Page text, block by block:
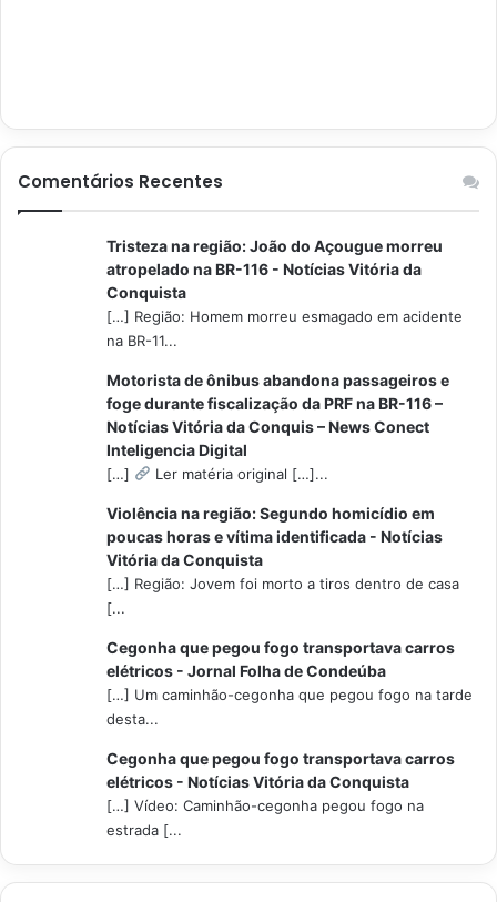
Comentários Recentes
Tristeza na região: João do Açougue morreu
atropelado na BR-116 - Notícias Vitória da
Conquista
[…] Região: Homem morreu esmagado em acidente
na BR-11...
Motorista de ônibus abandona passageiros e
foge durante fiscalização da PRF na BR-116 –
Notícias Vitória da Conquis – News Conect
Inteligencia Digital
[…] Ler matéria original […]...
Violência na região: Segundo homicídio em
poucas horas e vítima identificada - Notícias
Vitória da Conquista
[…] Região: Jovem foi morto a tiros dentro de casa
[...
Cegonha que pegou fogo transportava carros
elétricos - Jornal Folha de Condeúba
[…] Um caminhão-cegonha que pegou fogo na tarde
desta...
Cegonha que pegou fogo transportava carros
elétricos - Notícias Vitória da Conquista
[…] Vídeo: Caminhão-cegonha pegou fogo na
estrada [...